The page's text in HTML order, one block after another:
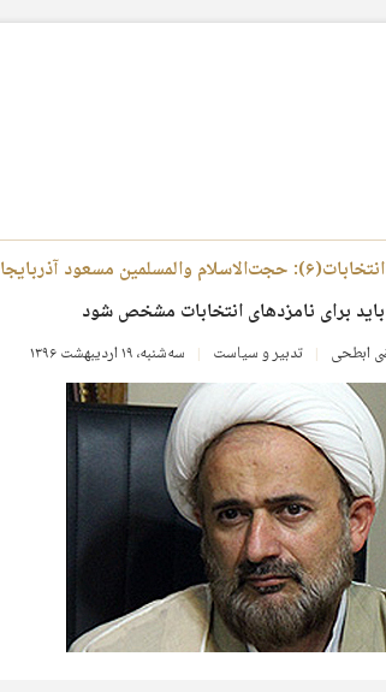
آذربایجانی:
برای نامزدهای انتخابات مشخص شود
ابطحی تدبیر و سیاست سه‌شنبه، ۱۹ اردیبهشت ۱۳۹۶